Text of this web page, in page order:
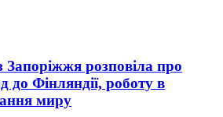
Запоріжжя розповіла про
до Фінляндії, роботу в
миру